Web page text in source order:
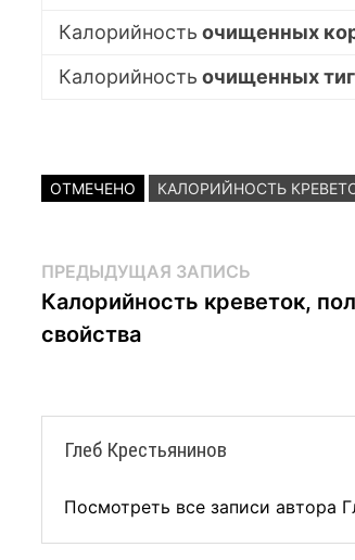
Калорийность очищенных
Калорийность очищенных
ОТМЕЧЕНО КАЛОРИЙНОСТЬ
Навигация
по
ПРЕДЫДУЩАЯ ЗАПИСЬ
запись:
Калорийность креветок,
свойства
Глеб Крестьянинов
Посмотреть все записи автора